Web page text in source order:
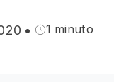
• 1 minuto